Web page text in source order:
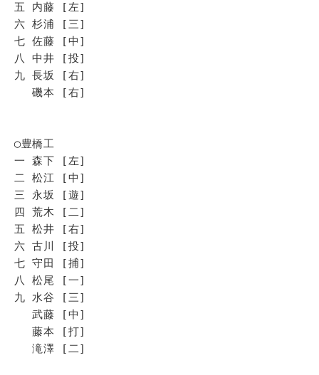
五 内藤 [左]
六 杉浦 [三]
七 佐藤 [中]
八 中井 [投]
九 長坂 [右]
磯本 [右]
◯豊橋工
一 森下 [左]
二 松江 [中]
三 永坂 [遊]
四 荒木 [二]
五 松井 [右]
六 古川 [投]
七 守田 [捕]
八 松尾 [一]
九 水谷 [三]
武藤 [中]
藤本 [打]
滝澤 [二]